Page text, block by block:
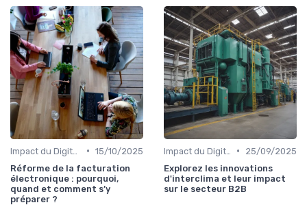
• 15/10/2025
Réforme de la facturation
électronique : pourquoi,
quand et comment s’y
préparer ?
•
25/09/2025
Explorez les innovations
d'interclima et leur impact
sur le secteur B2B